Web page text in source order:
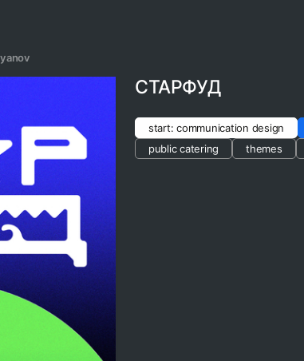
СТАРФУД
start: communication design
public catering
themes